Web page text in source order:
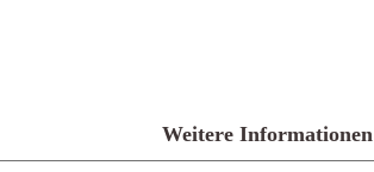
Weitere Informationen